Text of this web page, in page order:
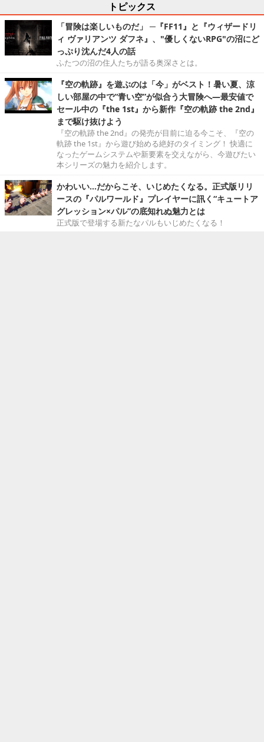
トピックス
「冒険は楽しいものだ」 ─『FF11』と『ウィザードリ
ィ ヴァリアンツ ダフネ』、"優しくないRPG"の沼にど
っぷり沈んだ4人の話
ふたつの沼の住人たちが語る奥深さとは。
『空の軌跡』を遊ぶのは「今」がベスト！暑い夏、涼
しい部屋の中で“青い空”が似合う大冒険へ―最安値で
セール中の『the 1st』から新作『空の軌跡 the 2nd』
まで駆け抜けよう
『空の軌跡 the 2nd』の発売が目前に迫る今こそ、『空の
軌跡 the 1st』から遊び始める絶好のタイミング！ 快適に
なったゲームシステムや新要素を交えながら、今遊びたい
本シリーズの魅力を紹介します。
かわいい…だからこそ、いじめたくなる。正式版リリ
ースの『パルワールド』プレイヤーに訊く“キュートア
グレッション×パル”の底知れぬ魅力とは
正式版で登場する新たなパルもいじめたくなる！